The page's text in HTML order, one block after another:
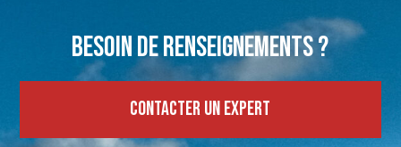
Besoin de renseignements ?
Contacter un expert